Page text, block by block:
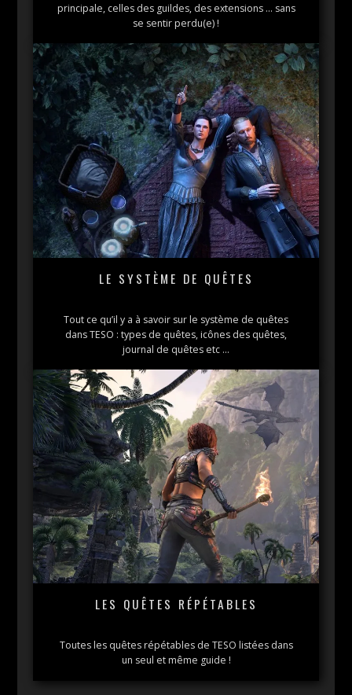
principale, celles des guildes, des extensions … sans
se sentir perdu(e) !
LE SYSTÈME DE QUÊTES
Tout ce qu’il y a à savoir sur le système de quêtes
dans TESO : types de quêtes, icônes des quêtes,
journal de quêtes etc …
LES QUÊTES RÉPÉTABLES
Toutes les quêtes répétables de TESO listées dans
un seul et même guide !